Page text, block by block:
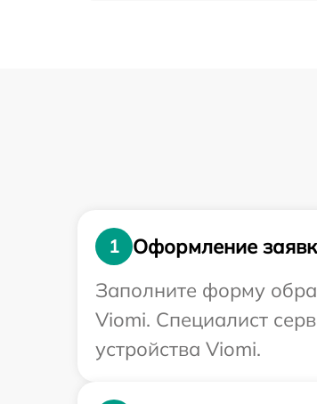
1
Оформление
Заполните форму
Viomi. Специалист
устройства Viomi.